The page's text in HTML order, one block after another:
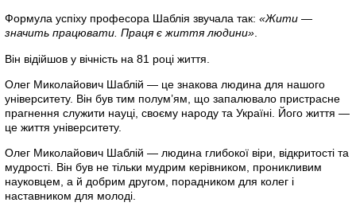
Формула успіху професора Шаблія звучала так: «Жити —
значить працювати. Праця є життя людини»
Він відійшов у вічність на 81 році життя.
Олег Миколайович Шаблій — це знакова людина для нашого
університету. Він був тим полум’ям, що запалювало пристрасне
прагнення служити науці, своєму народу та Україні. Його життя —
це життя університету.
Олег Миколайович Шаблій — людина глибокої віри, відкритості та
мудрості. Він був не тільки мудрим керівником, проникливим
науковцем, а й добрим другом, порадником для колег і
наставником для молоді.